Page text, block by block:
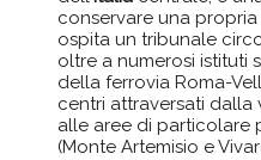
conservare una
ospita un tribunale
oltre a numerosi istituti
della ferrovia Roma-
centri attraversati dalla
alle aree di particolare
(Monte Artemisio e